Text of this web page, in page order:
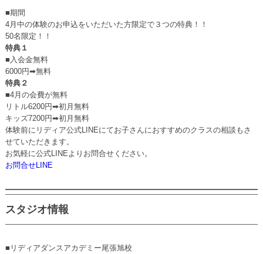
■期間
4月中の体験のお申込をいただいた方限定で３つの特典！！
50名限定！！
特典１
■入会金無料
6000円➡無料
特典２
■4月の会費が無料
リトル6200円➡初月無料
キッズ7200円➡初月無料
体験前にリディア公式LINEにてお子さんにおすすめのクラスの相談もさ
せていただきます。
お気軽に公式LINEよりお問合せください。
お問合せLINE
スタジオ情報
■リディアダンスアカデミー尾張旭校